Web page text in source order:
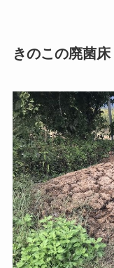
きのこの廃菌床